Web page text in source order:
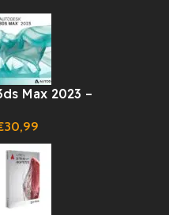
Max 2023 –
1 ANNO
30,99